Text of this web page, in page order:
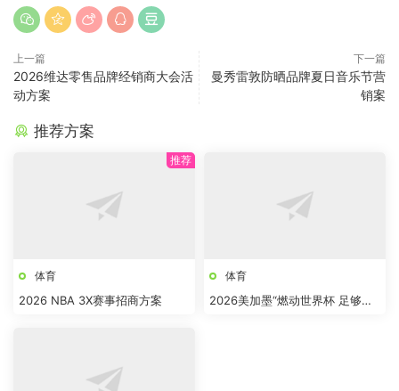
上一篇
2026维达零售品牌经销商大会活
动方案
下一篇
曼秀雷敦防晒品牌夏日音乐节营
销案
推荐方案
体育
2026 NBA 3X赛事招商方案
体育
2026美加墨“燃动世界杯 足够热